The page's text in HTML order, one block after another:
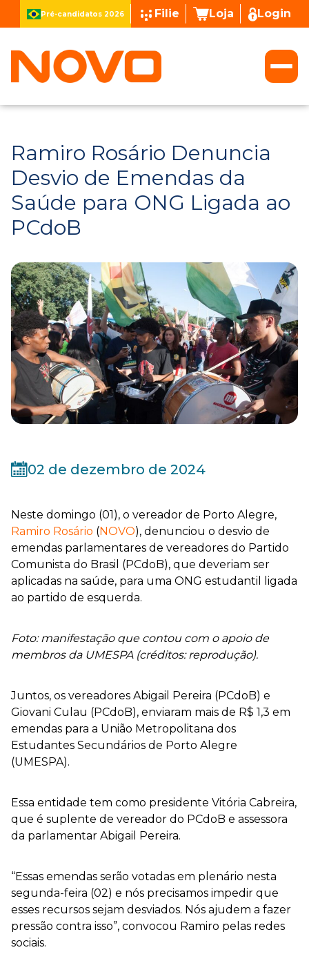
Pré-candidatos 2026 Filie Loja Login
Ramiro Rosário Denuncia
Desvio de Emendas da
Saúde para ONG Ligada ao
PCdoB
02 de dezembro de 2024
Neste domingo (01), o vereador de Porto Alegre,
Ramiro Rosário (NOVO), denunciou o desvio de
emendas parlamentares de vereadores do Partido
Comunista do Brasil (PCdoB), que deveriam ser
aplicadas na saúde, para uma ONG estudantil ligada
ao partido de esquerda.
Foto: manifestação que contou com o apoio de
membros da UMESPA (créditos: reprodução).
Juntos, os vereadores Abigail Pereira (PCdoB) e
Giovani Culau (PCdoB), enviaram mais de R$ 1,3 em
emendas para a União Metropolitana dos
Estudantes Secundários de Porto Alegre
(UMESPA).
Essa entidade tem como presidente Vitória Cabreira,
que é suplente de vereador do PCdoB e assessora
da parlamentar Abigail Pereira.
“Essas emendas serão votadas em plenário nesta
segunda-feira (02) e nós precisamos impedir que
esses recursos sejam desviados. Nós ajudem a fazer
pressão contra isso”, convocou Ramiro pelas redes
sociais.